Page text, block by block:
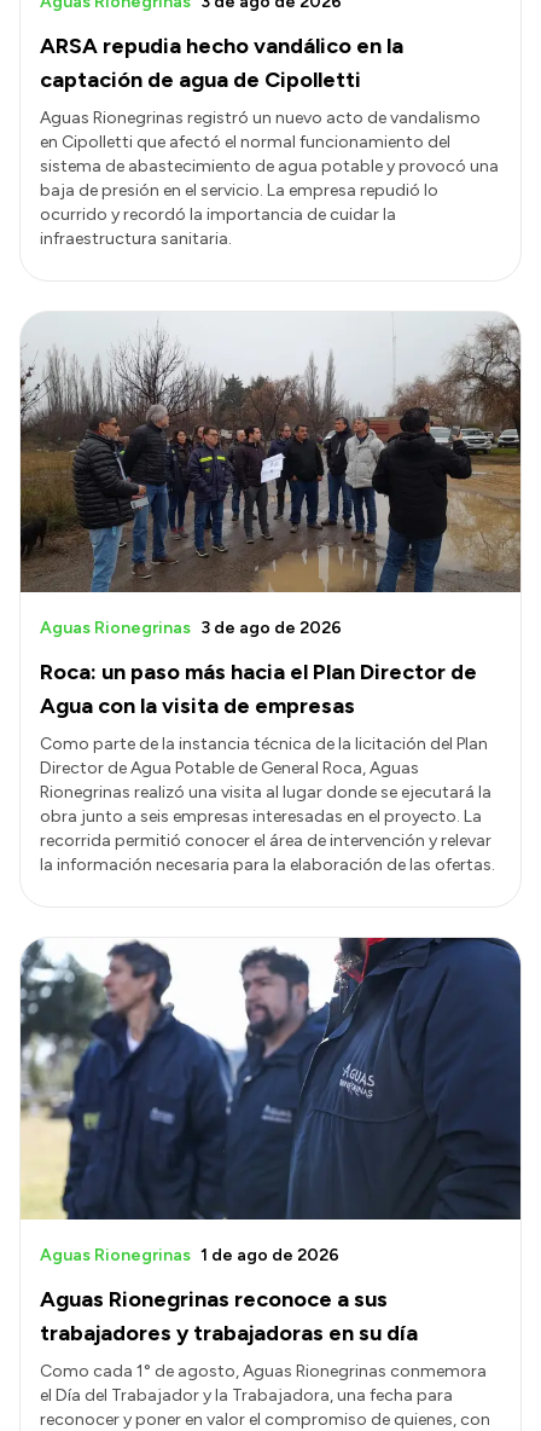
ARSA repudia hecho vandálico en la
captación de agua de Cipolletti
Aguas Rionegrinas registró un nuevo acto de vandalismo
en Cipolletti que afectó el normal funcionamiento del
sistema de abastecimiento de agua potable y provocó una
baja de presión en el servicio. La empresa repudió lo
ocurrido y recordó la importancia de cuidar la
infraestructura sanitaria.
Roca: un paso más hacia el Plan Director de
Agua con la visita de empresas
Aguas Rionegrinas 3 de ago de 2026
Como parte de la instancia técnica de la licitación del Plan
Director de Agua Potable de General Roca, Aguas
Rionegrinas realizó una visita al lugar donde se ejecutará la
obra junto a seis empresas interesadas en el proyecto. La
recorrida permitió conocer el área de intervención y relevar
la información necesaria para la elaboración de las ofertas.
Aguas Rionegrinas reconoce a sus
trabajadores y trabajadoras en su día
Aguas Rionegrinas 1 de ago de 2026
Como cada 1° de agosto, Aguas Rionegrinas conmemora
el Día del Trabajador y la Trabajadora, una fecha para
reconocer y poner en valor el compromiso de quienes, con